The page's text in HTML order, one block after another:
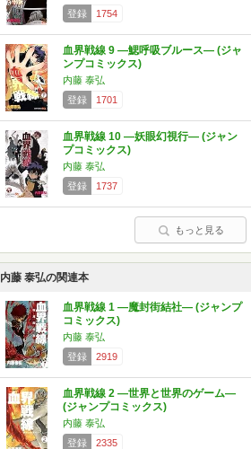
登録
1754
血界戦線 9 ―鰓呼吸ブルース― (ジャ
ンプコミックス)
内藤 泰弘
登録
1701
血界戦線 10 ―妖眼幻視行― (ジャン
プコミックス)
内藤 泰弘
登録
1737
もっと見る
内藤 泰弘の関連本
血界戦線 1 ―魔封街結社― (ジャンプ
コミックス)
内藤 泰弘
登録
2919
血界戦線 2 ―世界と世界のゲーム―
(ジャンプコミックス)
内藤 泰弘
登録
2335